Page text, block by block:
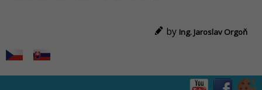
by Ing. Jaroslav Orgoň